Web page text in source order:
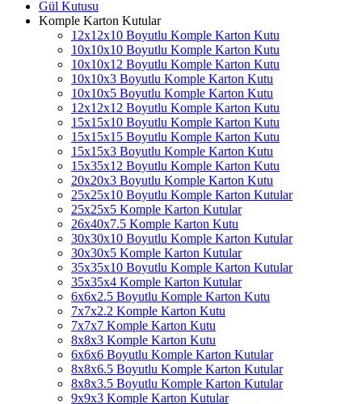
Gül Kutusu
Komple Karton Kutular
12x12x10 Boyutlu Komple Karton Kutu
10x10x10 Boyutlu Komple Karton Kutu
10x10x12 Boyutlu Komple Karton Kutu
10x10x3 Boyutlu Komple Karton Kutu
10x10x5 Boyutlu Komple Karton Kutu
12x12x12 Boyutlu Komple Karton Kutu
15x15x10 Boyutlu Komple Karton Kutu
15x15x15 Boyutlu Komple Karton Kutu
15x15x3 Boyutlu Komple Karton Kutu
15x35x12 Boyutlu Komple Karton Kutu
20x20x3 Boyutlu Komple Karton Kutu
25x25x10 Boyutlu Komple Karton Kutular
25x25x5 Komple Karton Kutular
26x40x7.5 Komple Karton Kutu
30x30x10 Boyutlu Komple Karton Kutular
30x30x5 Komple Karton Kutular
35x35x10 Boyutlu Komple Karton Kutular
35x35x4 Komple Karton Kutular
6x6x2.5 Boyutlu Komple Karton Kutu
7x7x2.2 Komple Karton Kutu
7x7x7 Komple Karton Kutu
8x8x3 Komple Karton Kutu
6x6x6 Boyutlu Komple Karton Kutular
8x8x6.5 Boyutlu Komple Karton Kutular
8x8x3.5 Boyutlu Komple Karton Kutular
9x9x3 Komple Karton Kutular